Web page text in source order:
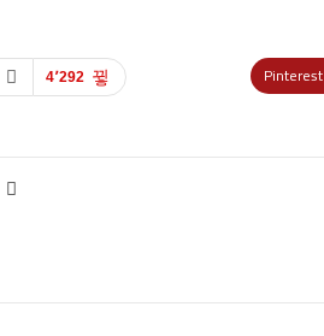
4٬292
Pinterest